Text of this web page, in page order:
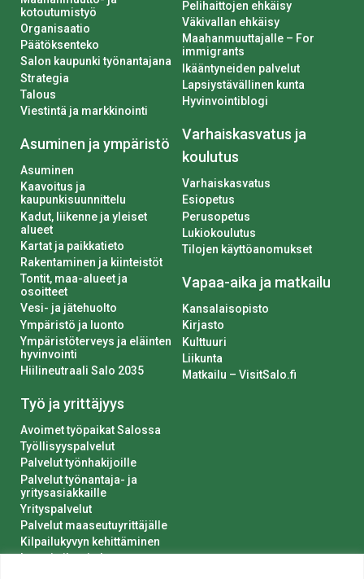
kotoutumistyö
Organisaatio
Päätöksenteko
Salon kaupunki työnantajana
Strategia
Talous
Viestintä ja markkinointi
Asuminen ja ympäristö
Asuminen
Kaavoitus ja
kaupunkisuunnittelu
Kadut, liikenne ja yleiset
alueet
Kartat ja paikkatieto
Rakentaminen ja kiinteistöt
Tontit, maa-alueet ja
osoitteet
Vesi- ja jätehuolto
Ympäristö ja luonto
Ympäristöterveys ja eläinten
hyvinvointi
Hiilineutraali Salo 2035
Työ ja yrittäjyys
Avoimet työpaikat Salossa
Työllisyyspalvelut
Palvelut työnhakijoille
Palvelut työnantaja- ja
yritysasiakkaille
Yrityspalvelut
Palvelut maaseutuyrittäjälle
Kilpailukyvyn kehittäminen
Luvat ja ilmoitukset
Pelihaittojen ehkäisy
Väkivallan ehkäisy
Maahanmuuttajalle – For
immigrants
Ikääntyneiden palvelut
Lapsiystävällinen kunta
Hyvinvointiblogi
Varhaiskasvatus ja
koulutus
Varhaiskasvatus
Esiopetus
Perusopetus
Lukiokoulutus
Tilojen käyttöanomukset
Vapaa-aika ja matkailu
Kansalaisopisto
Kirjasto
Kulttuuri
Liikunta
Matkailu – VisitSalo.fi